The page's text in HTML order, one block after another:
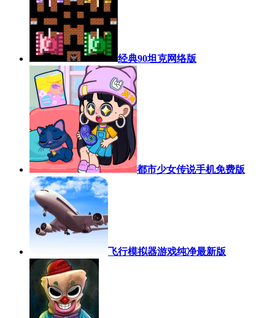
经典90坦克网络版
都市少女传说手机免费版
飞行模拟器游戏纯净最新版